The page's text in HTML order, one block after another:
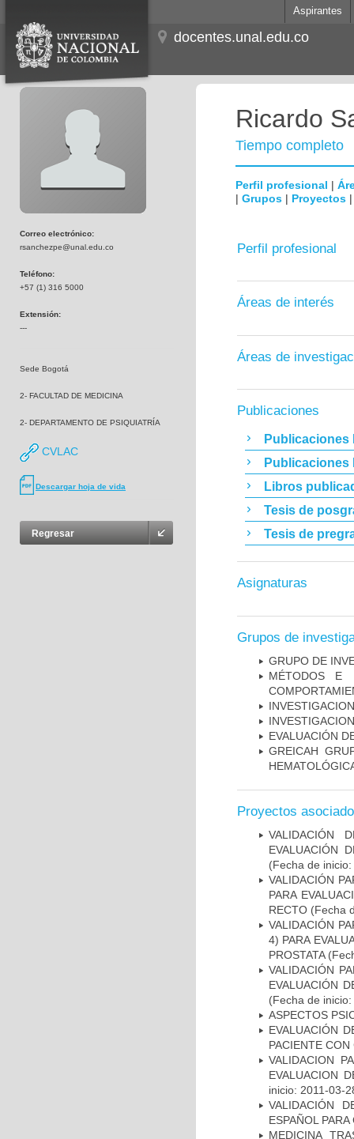
Aspirantes
docentes.unal.edu.co
Correo electrónico:
rsanchezpe@unal.edu.co
Teléfono:
+57 (1) 316 5000
Extensión:
---
Sede Bogotá
2- FACULTAD DE MEDICINA
2- DEPARTAMENTO DE PSIQUIATRÍA
CVLAC
Descargar hoja de vida
Regresar
Ricardo
Tiempo completo
Perfil profesional |
| Grupos | Proyectos
Perfil profesional
Áreas de interés
Áreas de
Publicaciones
Publicaciones
Publicaciones
Libros
Tesis de
Tesis de
Asignaturas
Grupos de
GRUPO DE
MÉTODOS E
EVALUACIÓN
GREICAH
Proyectos
VALIDACIÓN
EVALUACIÓN
(Fecha de
VALIDACIÓN
PARA
RECTO (Fecha
VALIDACIÓN
4) PARA
PROSTATA
VALIDACIÓN
EVALUACIÓN
(Fecha de
ASPECTOS
EVALUACIÓN
PACIENTE CON
VALIDACION
EVALUACION
inicio: 2011-03-
VALIDACIÓN
ESPAÑOL
MEDICINA